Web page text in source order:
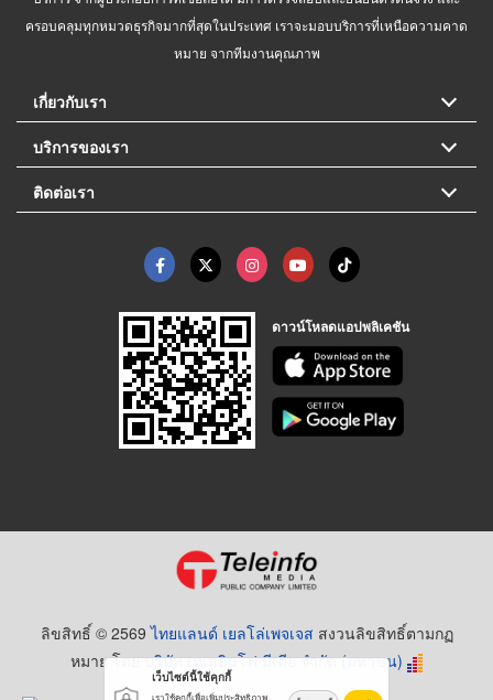
ครอบคลุมทุกหมวดธุรกิจมากที่สุดในประเทศ เราจะมอบบริการที่เหนือความคาด
หมาย จากทีมงานคุณภาพ
เกี่ยวกับเรา
บริการของเรา
ติดต่อเรา
ดาวน์โหลดแอปพลิเคชัน
ลิขสิทธิ์ © 2569ไทยแลนด์ เยลโล่เพจเจส สงวนลิขสิทธิ์ตามกฏ
หมาย โดยบริษัท เทเลอินโฟ มีเดีย จำกัด (มหาชน)
เว็บไซต์นี้ใช้คุกกี้
เราใช้คุกกี้เพื่อเพิ่มประสิทธิภาพ